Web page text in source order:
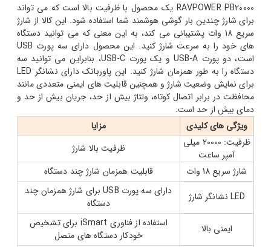
RAVPOWER PB20000 یک محصول با ظرفیت بالا است که می تواند
برای شارژ چندین بار گوشی هوشمند شما استفاده شود. این کالا از شارژ
سریع 18 وات پشتیبانی می کند، به این معنی که می توانید دستگاه
های خود را به سرعت شارژ کنید. این محصول دارای سه پورت USB
است، دو پورت USB-A و یک پورت USB-C، بنابراین می توانید سه
دستگاه را به طور همزمان شارژ کنید. این پاوربانک دارای نشانگر LED
برای نمایش وضعیت شارژ و همچنین قابلیت های ایمنی متعددی مانند
محافظت در برابر اتصال کوتاه، ولتاژ بیش از حد، جریان بیش از حد و
دمای بیش از حد است.
ویژگی های کلیدی
مزایا
ظرفیت: 20000 میلی
آمپر ساعت
ظرفیت بالا شارژ
شارژ سریع 18 وات
قابلیت همزمان شارژ چند دستگاه
LED نشانگر شارژ
دارای سه پورت USB برای شارژ همزمان چند
دستگاه
ایمنی بالا
استفاده از فناوری iSmart برای تشخیص
خودکار دستگاه های متصل